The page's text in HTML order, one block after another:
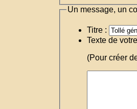
Un message, un
Titre :
Texte de
(Pour créer